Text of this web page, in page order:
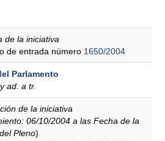
de la iniciativa
de entrada número 1650/2004
Parlamento
ad. a tr.
de la iniciativa
06/10/2004 a las Fecha de la
Pleno)